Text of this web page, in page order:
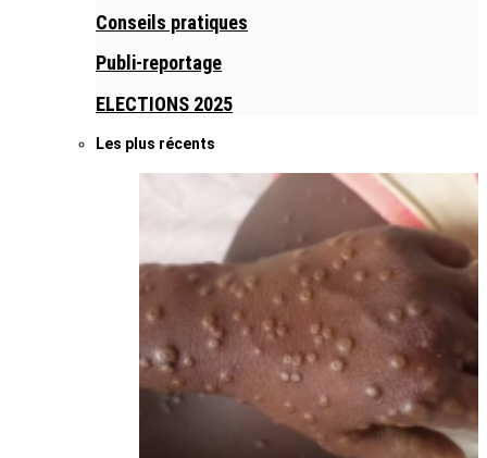
Conseils pratiques
Publi-reportage
ELECTIONS 2025
Les plus récents